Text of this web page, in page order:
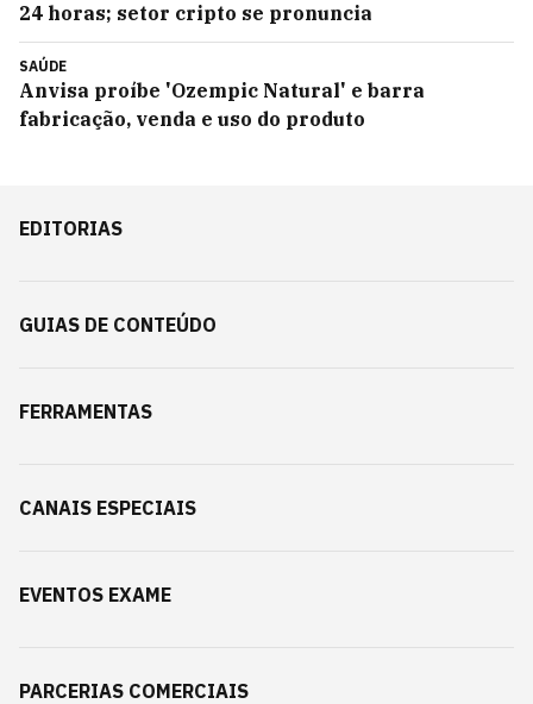
24 horas; setor cripto se pronuncia
SAÚDE
Anvisa proíbe 'Ozempic Natural' e barra
fabricação, venda e uso do produto
EDITORIAS
GUIAS DE CONTEÚDO
FERRAMENTAS
CANAIS ESPECIAIS
EVENTOS EXAME
PARCERIAS COMERCIAIS